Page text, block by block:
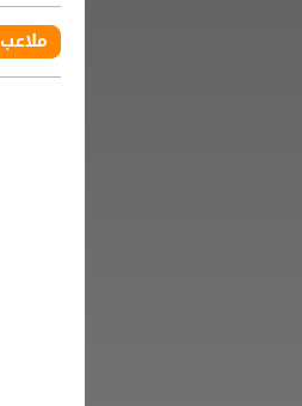
ملاعب